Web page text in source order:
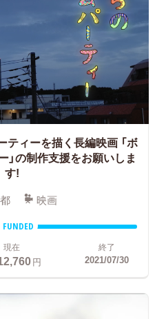
ティーを描く長編映画「ボ
」の制作支援をお願いしま
す!
映画
FUNDED
現在
円
終了
2021/07/30